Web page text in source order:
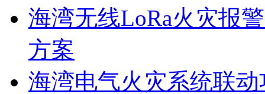
海湾无线LoRa火灾报
方案
海湾电气火灾系统联